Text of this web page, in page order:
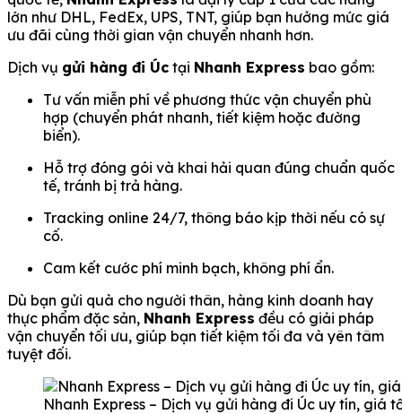
lớn như DHL, FedEx, UPS, TNT, giúp bạn hưởng mức giá
ưu đãi cùng thời gian vận chuyển nhanh hơn.
Dịch vụ gửi hàng đi Úc tại Nhanh Express bao gồm:
Tư vấn miễn phí về phương thức vận chuyển phù
hợp (chuyển phát nhanh, tiết kiệm hoặc đường
biển).
Hỗ trợ đóng gói và khai hải quan đúng chuẩn quốc
tế, tránh bị trả hàng.
Tracking online 24/7, thông báo kịp thời nếu có sự
cố.
Cam kết cước phí minh bạch, không phí ẩn.
Dù bạn gửi quà cho người thân, hàng kinh doanh hay
thực phẩm đặc sản, Nhanh Express đều có giải pháp
vận chuyển tối ưu, giúp bạn tiết kiệm tối đa và yên tâm
tuyệt đối.
Nhanh Express – Dịch vụ gửi hàng đi Úc uy tín, giá